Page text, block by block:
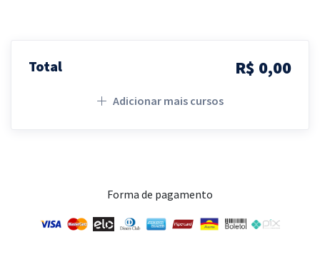
Total R$ 0,00
Adicionar mais cursos
Forma de pagamento